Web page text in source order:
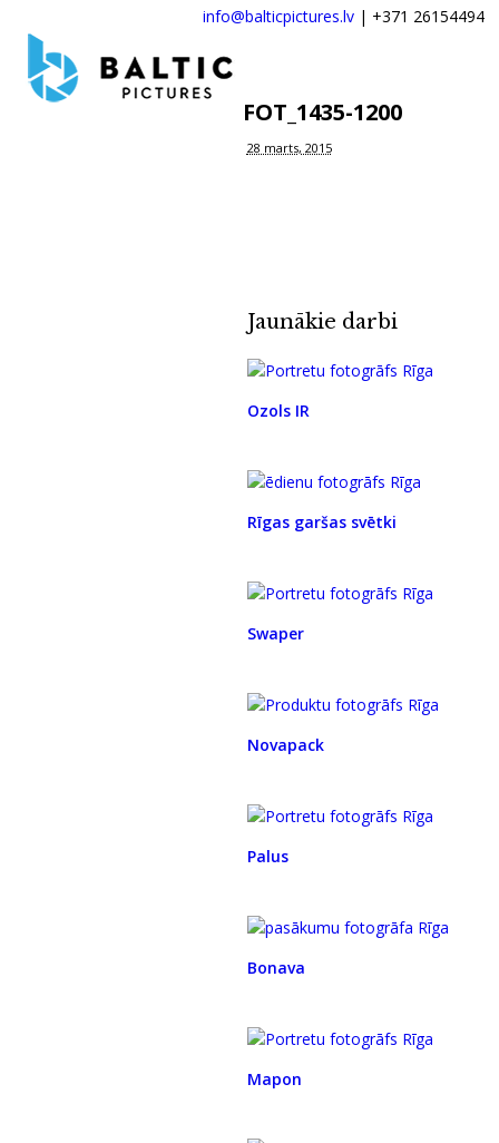
info@balticpictures.lv| +371 26154494
FOT_1435-1200
28 marts, 2015
Jaunākie darbi
Ozols IR
Rīgas garšas svētki
Swaper
Novapack
Palus
Bonava
Mapon